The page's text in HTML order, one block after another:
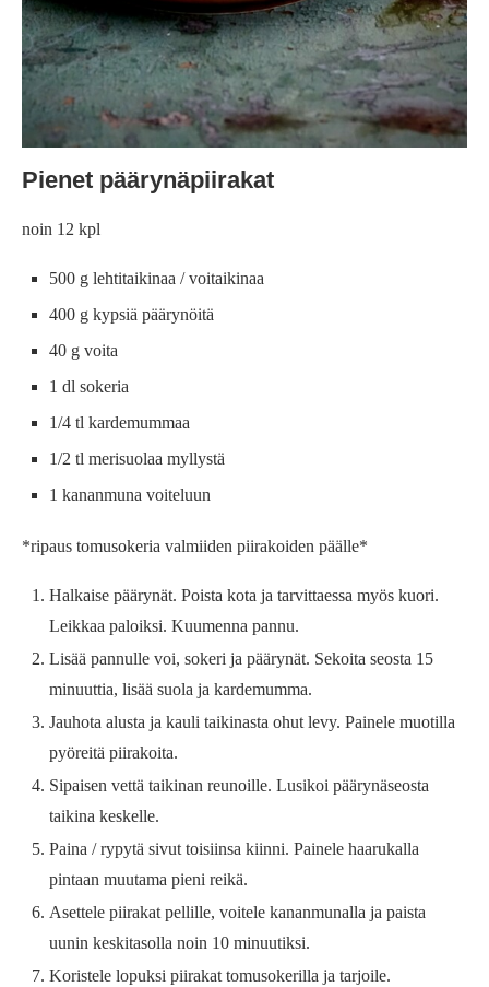
Pienet päärynäpiirakat
noin 12 kpl
500 g lehtitaikinaa / voitaikinaa
400 g kypsiä päärynöitä
40 g voita
1 dl sokeria
1/4 tl kardemummaa
1/2 tl merisuolaa myllystä
1 kananmuna voiteluun
*ripaus tomusokeria valmiiden piirakoiden päälle*
Halkaise päärynät. Poista kota ja tarvittaessa myös kuori.
Leikkaa paloiksi. Kuumenna pannu.
Lisää pannulle voi, sokeri ja päärynät. Sekoita seosta 15
minuuttia, lisää suola ja kardemumma.
Jauhota alusta ja kauli taikinasta ohut levy. Painele muotilla
pyöreitä piirakoita.
Sipaisen vettä taikinan reunoille. Lusikoi päärynäseosta
taikina keskelle.
Paina / rypytä sivut toisiinsa kiinni. Painele haarukalla
pintaan muutama pieni reikä.
Asettele piirakat pellille, voitele kananmunalla ja paista
uunin keskitasolla noin 10 minuutiksi.
Koristele lopuksi piirakat tomusokerilla ja tarjoile.